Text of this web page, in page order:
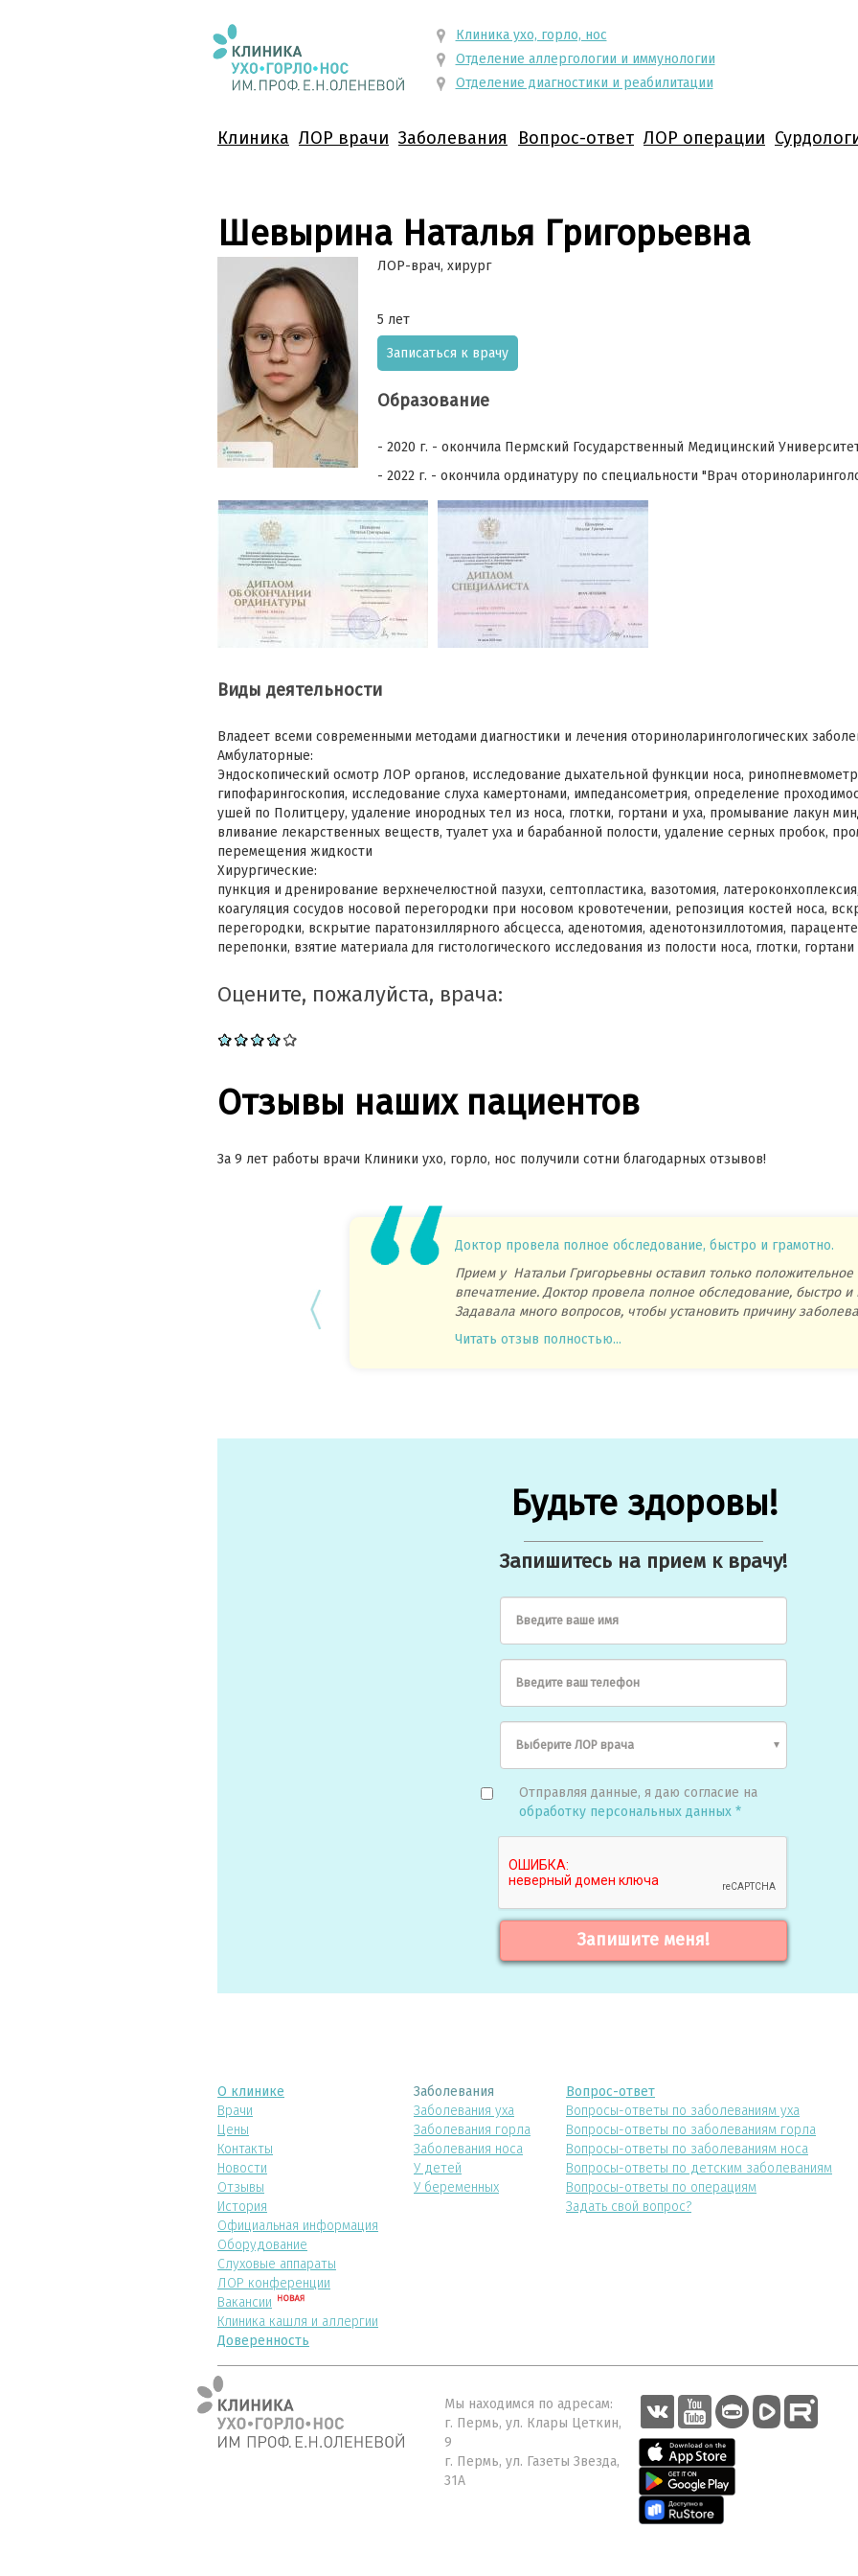
Клиника ухо, горло, нос
Отделение аллергологии и иммунологии
Отделение диагностики и реабилитации
Клиника ЛОР врачи Заболевания Вопрос-ответ ЛОР операции
Шевырина Наталья Григорьевна
ЛОР-врач, хирург
5 лет
Записаться к врачу
Образование
- 2020 г. - окончила Пермский Государственный Медицинский
- 2022 г. - окончила ординатуру по специальности "Врач
Виды деятельности
Владеет всеми современными методами диагностики и лечения оториноларингологических
Амбулаторные:
Эндоскопический осмотр ЛОР органов, исследование дыхательной функции носа,
гипофарингоскопия, исследование слуха камертонами, импедансометрия, определение
ушей по Политцеру, удаление инородных тел из носа, глотки, гортани и уха, промывание лакун
вливание лекарственных веществ, туалет уха и барабанной полости, удаление серных пробок,
перемещения жидкости
Хирургические:
пункция и дренирование верхнечелюстной пазухи, септопластика, вазотомия,
коагуляция сосудов носовой перегородки при носовом кровотечении, репозиция костей носа,
перегородки, вскрытие паратонзиллярного абсцесса, аденотомия, аденотонзиллотомия,
перепонки, взятие материала для гистологического исследования из полости носа, глотки, гортани
Оцените, пожалуйста, врача:
Отзывы наших пациентов
За 9 лет работы врачи Клиники ухо, горло, нос получили сотни благодарных отзывов!
Доктор провела полное обследование, быстро и грамотно.
Прием у Натальи Григорьевны оставил только положительное
впечатление. Доктор провела полное обследование, быстро и
Задавала много вопросов, чтобы установить причину
Читать отзыв полностью...
Будьте здоровы!
Запишитесь на прием к врачу!
Введите ваше имя
Введите ваш телефон
Отправляя данные, я даю согласие на
обработку персональных данных *
Запишите меня!
О клинике
Врачи
Цены
Контакты
Новости
Отзывы
История
Официальная информация
Оборудование
Слуховые аппараты
ЛОР конференции
Вакансии
Клиника кашля и аллергии
Заболевания
Заболевания уха
Заболевания горла
Заболевания носа
У детей
У беременных
Вопрос-ответ
Вопросы-ответы по заболеваниям уха
Вопросы-ответы по заболеваниям горла
Вопросы-ответы по заболеваниям носа
Вопросы-ответы по детским заболеваниям
Вопросы-ответы по операциям
Задать свой вопрос?
Доверенность
Мы находимся по адресам:
г. Пермь, ул. Клары Цеткин,
9
г. Пермь, ул. Газеты Звезда,
31А